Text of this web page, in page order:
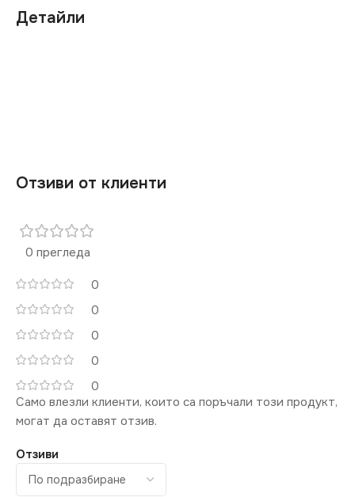
Детайли
Отзиви от клиенти
0 прегледа
0
0
0
0
0
Отзиви
Само влезли клиенти, които са поръчали този продукт,
могат да оставят отзив.